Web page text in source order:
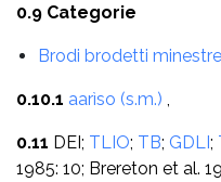
0.9 Categorie
Brodi brodetti
0.10.1 aarìso (s.m.) ,
0.11 DEI; TLIO; TB; GDLI;
1985: 10; Brereton et al.